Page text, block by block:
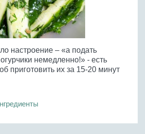
настроение – «а подать
немедленно!» - есть
приготовить их за 15-20 минут